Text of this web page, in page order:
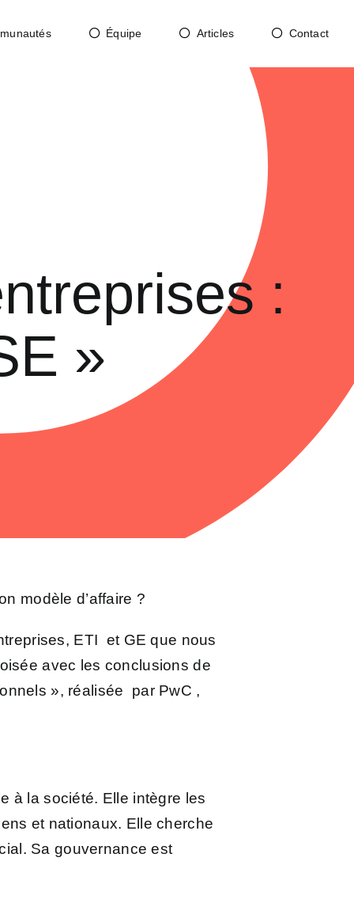
Équipe Articles Contact
:
»
modèle d’affaire ?
ETI et GE que nous
avec les conclusions de
», réalisée par PwC ,
à la société. Elle intègre les
et nationaux. Elle cherche
Sa gouvernance est